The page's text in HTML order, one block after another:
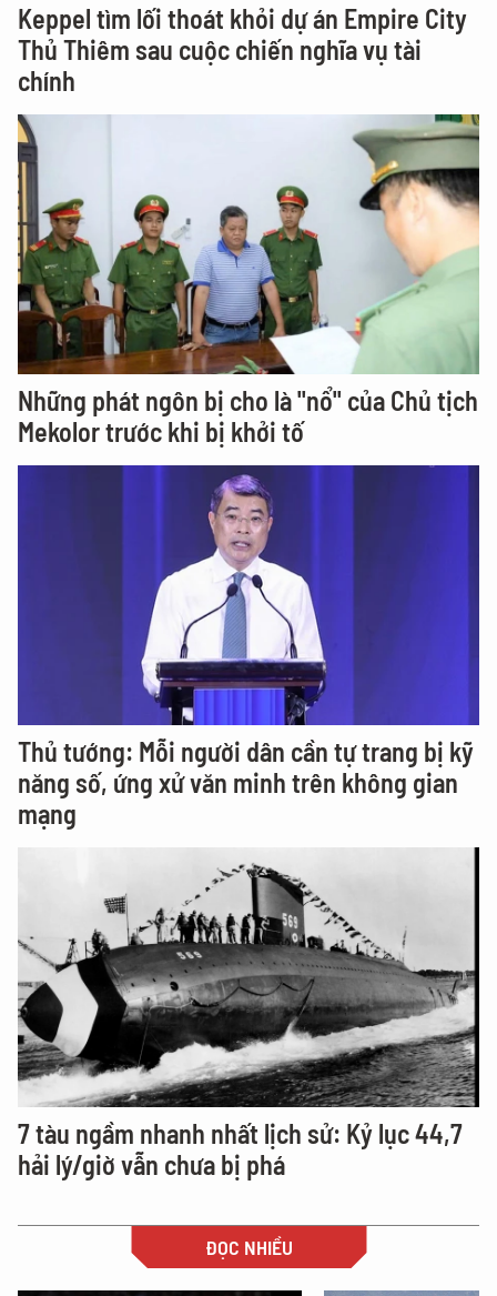
Keppel tìm lối thoát khỏi dự án Empire City
Thủ Thiêm sau cuộc chiến nghĩa vụ tài
chính
Những phát ngôn bị cho là "nổ" của Chủ tịch
Mekolor trước khi bị khởi tố
Thủ tướng: Mỗi người dân cần tự trang bị kỹ
năng số, ứng xử văn minh trên không gian
mạng
7 tàu ngầm nhanh nhất lịch sử: Kỷ lục 44,7
hải lý/giờ vẫn chưa bị phá
ĐỌC NHIỀU